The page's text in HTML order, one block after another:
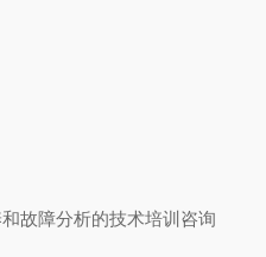
故障分析的技术培训咨询